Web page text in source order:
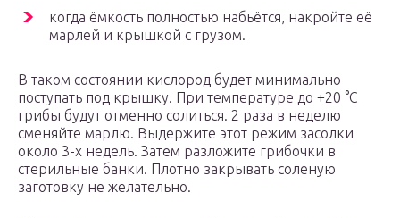
когда ёмкость полностью набьётся, накройте её
марлей и крышкой с грузом.
В таком состоянии кислород будет минимально
поступать под крышку. При температуре до +20 °C
грибы будут отменно солиться. 2 раза в неделю
сменяйте марлю. Выдержите этот режим засолки
около 3-х недель. Затем разложите грибочки в
стерильные банки. Плотно закрывать соленую
заготовку не желательно.